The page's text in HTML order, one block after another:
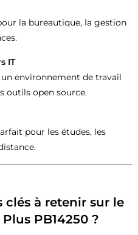
la bureautique, la gestion
IT
environnement de travail
outils open source.
pour les études, les
clés à retenir sur le
PB14250 ?